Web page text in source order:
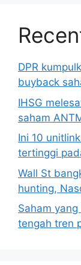
DPR
buyback
IHSG
saham
Ini 10
tertinggi
Wall St
hunting,
Saham
tengah tren